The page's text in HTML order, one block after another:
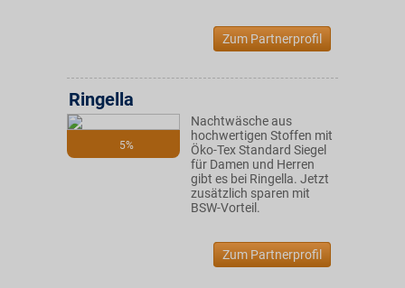
Zum Partnerprofil
5%
Ringella
Nachtwäsche aus
hochwertigen Stoffen mit
Öko-Tex Standard Siegel
für Damen und Herren
gibt es bei Ringella. Jetzt
zusätzlich sparen mit
BSW-Vorteil.
Zum Partnerprofil